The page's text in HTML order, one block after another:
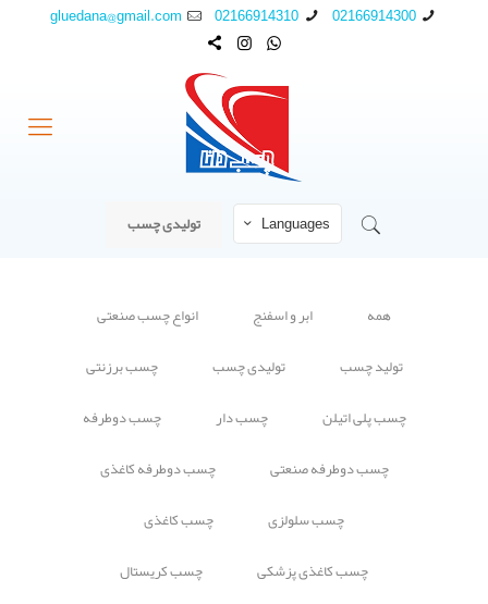
02166914300
02166914310
gluedana@gmail.com
Languages تولیدی چسب
همه ابر و اسفنج
انواع چسب صنعتی
تولید چسب
تولیدی چسب
چسب برزنتی
چسب پلی اتیلن
چسب دار
چسب دوطرفه
چسب دوطرفه صنعتی
چسب دوطرفه کاغذی
چسب سلولزی
چسب کاغذی
چسب کاغذی پزشکی
چسب کریستال